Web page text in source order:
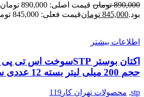
890,000 تومان
قیمت اصلی: 890,000 تومان
بود.845,000 تومانقیمت فعلی: 845,000 تومان.
اطلاعات بیشتر
حجم 200 میلی لیتر بسته 12 عددی ساخت انگلستان
stp
, محصولات تهران کار119